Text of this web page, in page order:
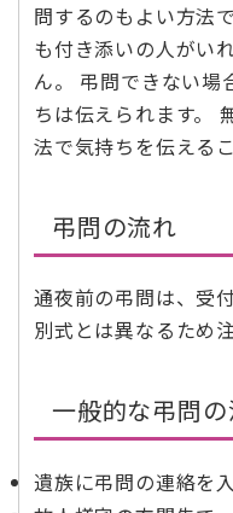
問するのもよい方法
も付き添いの人がい
ん。 弔問できない場
ちは伝えられます。
法で気持ちを伝える
弔問の流れ
通夜前の弔問は、受
別式とは異なるため
一般的な弔問
遺族に弔問の連絡を